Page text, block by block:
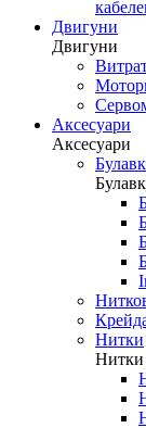
Двигуни
Двигуни
Аксесуари
Аксесуари
Нитки
Нитки